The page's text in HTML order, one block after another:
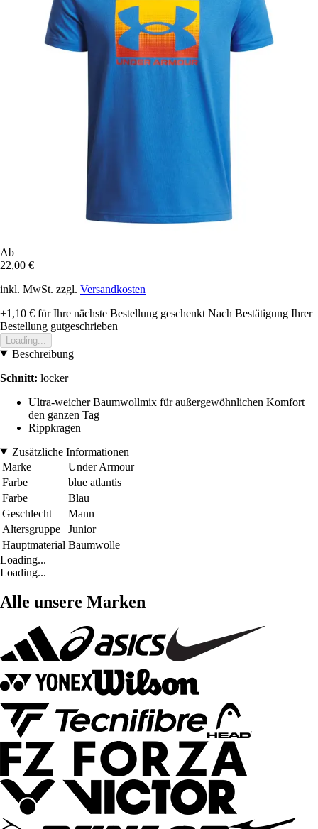
Ab
22,00 €
inkl. MwSt. zzgl. Versandkosten
+1,10 € für Ihre nächste Bestellung geschenkt Nach Bestätigung Ihrer
Bestellung gutgeschrieben
Loading...
Beschreibung
Schnitt: locker
Ultra-weicher Baumwollmix für außergewöhnlichen Komfort
den ganzen Tag
Rippkragen
Zusätzliche Informationen
Marke
Under Armour
Farbe
blue atlantis
Farbe
Blau
Geschlecht
Mann
Altersgruppe
Junior
Hauptmaterial Baumwolle
Loading...
Loading...
Alle unsere Marken